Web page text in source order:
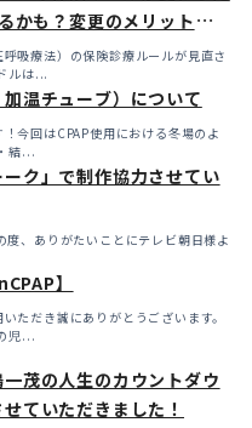
かも？変更のメリット・デ
う選択肢
吸療法）の保険診療ルールが見直さ
ルは...
温チューブ）について
今回はCPAP使用における冬場のよ
結...
ク」で制作協力させてい
】
ただき誠にありがとうございます。
児...
茂の人生のカウントダウ
ていただきました！